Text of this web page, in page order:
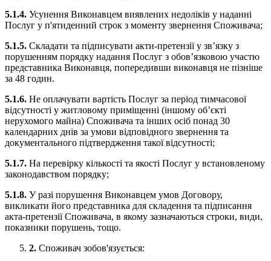
5.1.4. Усунення Виконавцем виявлених недоліків у наданні
Послуг у п'ятиденний строк з моменту звернення Споживача;
5.1.5. Складати та підписувати акти-претензії у зв’язку з
порушенням порядку надання Послуг з обов’язковою участю
представника Виконавця, попередивши виконавця не пізніше
за 48 годин.
5.1.6. Не оплачувати вартість Послуг за період тимчасової
відсутності у житловому приміщенні (іншому об’єкті
нерухомого майна) Споживача та інших осіб понад 30
календарних днів за умови відповідного звернення та
документального підтвердження такої відсутності;
5.1.7. На перевірку кількості та якості Послуг у встановленому
законодавством порядку;
5.1.8. У разі порушення Виконавцем умов Договору,
викликати його представника для складення та підписання
акта-претензії Споживача, в якому зазначаються строки, види,
показники порушень, тощо.
2. Споживач зобов'язується: